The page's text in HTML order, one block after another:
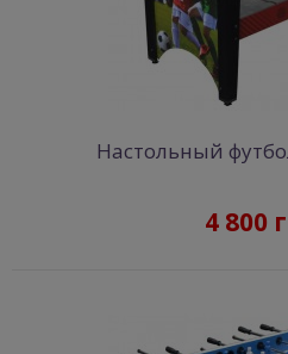
Настольный
4 800